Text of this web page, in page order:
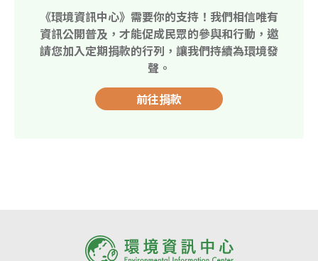
《環境資訊中心》需要你的支持！我們相信唯有
資訊公開普及，才能促成民眾的參與和行動，邀
請您加入定期捐款的行列，讓我們持續為環境發
聲。
前往捐款